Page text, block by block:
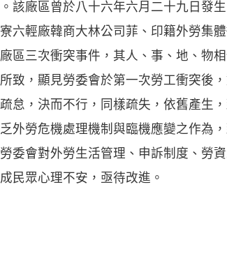
該廠區曾於八十六年六月二十九日發
六輕廠韓商大林公司菲、印籍外勞集
區三次衝突事件，其人、事、地、物
致，顯見勞委會於第一次勞工衝突後
怠，決而不行，同樣疏失，依舊產生
外勞危機處理機制與臨機應變之作為
委會對外勞生活管理、申訴制度、勞
民眾心理不安，亟待改進。